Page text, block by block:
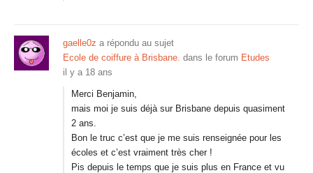
gaelle0z a répondu au sujet
Ecole de coiffure à Brisbane. dans le forum Etudes
il y a 18 ans
Merci Benjamin,
mais moi je suis déjà sur Brisbane depuis quasiment
2 ans.
Bon le truc c’est que je me suis renseignée pour les
écoles et c’est vraiment très cher !
Pis depuis le temps que je suis plus en France et vu